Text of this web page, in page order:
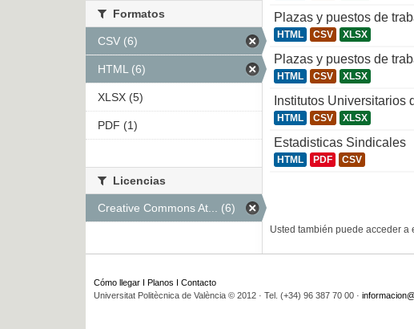
Plazas y puestos de
HTML CSV XLSX
Plazas y puestos de
HTML CSV XLSX
Institutos Universitarios
HTML CSV XLSX
Estadisticas Sindicales
HTML PDF CSV
Usted también puede acceder a
Formatos
CSV (6)
HTML (6)
XLSX (5)
PDF (1)
Licencias
Creative Commons At... (6)
Cómo llegar Planos
Contacto
Universitat Politècnica de València © 2012 · Tel. (+34) 96 387 70 00 ·